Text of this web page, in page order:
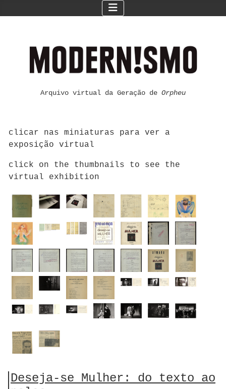
Arquivo virtual da Geração de Orpheu
clicar nas miniaturas para ver a
exposição virtual
click on the thumbnails to see the
virtual exhibition
Deseja-se Mulher: do texto ao